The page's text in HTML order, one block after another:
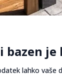
bazen
lahko vaše